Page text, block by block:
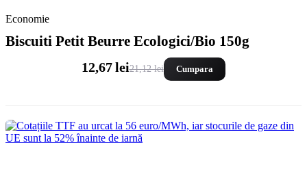
Economie
Biscuiti Petit Beurre Ecologici/Bio 150g
12,67 lei21,12 lei Cumpara